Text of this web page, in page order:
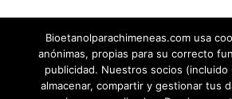
Bioetanolparachimeneas.com usa
anónimas, propias para su correcto
publicidad. Nuestros socios (incluido
almacenar, compartir y gestionar tus